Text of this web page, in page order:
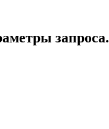
запроса.